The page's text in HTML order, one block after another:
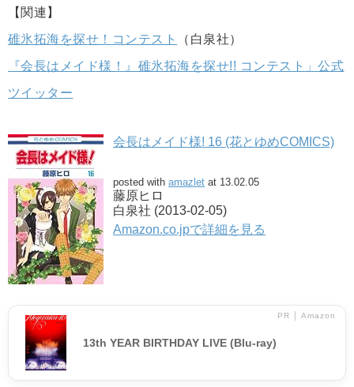
【関連】
碓氷拓海を探せ！コンテスト
（白泉社）
『会長はメイド様！』碓氷拓海を探せ!! コンテスト」公式
ツイッター
会長はメイド様! 16 (花とゆめCOMICS)
posted with amazlet at 13.02.05
藤原ヒロ
白泉社 (2013-02-05)
Amazon.co.jpで詳細を見る
PR │ Amazon
13th YEAR BIRTHDAY LIVE (Blu-ray)